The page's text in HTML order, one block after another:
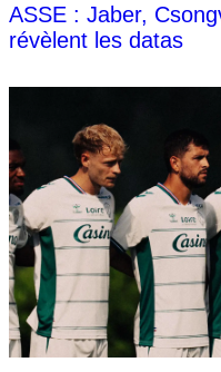
ASSE : Jaber,
révèlent les datas